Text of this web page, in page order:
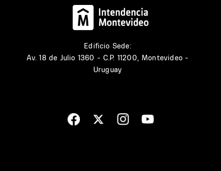
Edificio Sede:
Av. 18 de Julio 1360 - C.P. 11200, Montevideo -
Uruguay